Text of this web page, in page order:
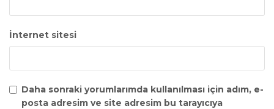
İnternet sitesi
Daha sonraki yorumlarımda kullanılması için adım, e-
posta adresim ve site adresim bu tarayıcıya